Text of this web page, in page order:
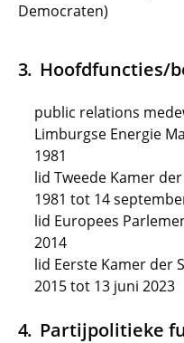
Democraten)
Hoofdfuncties/
public relations
Limburgse Energie
1981
lid Tweede Kamer
1981 tot 14
lid Europees
2014
lid Eerste Kamer der
2015 tot 13 juni 2023
Partijpolitieke